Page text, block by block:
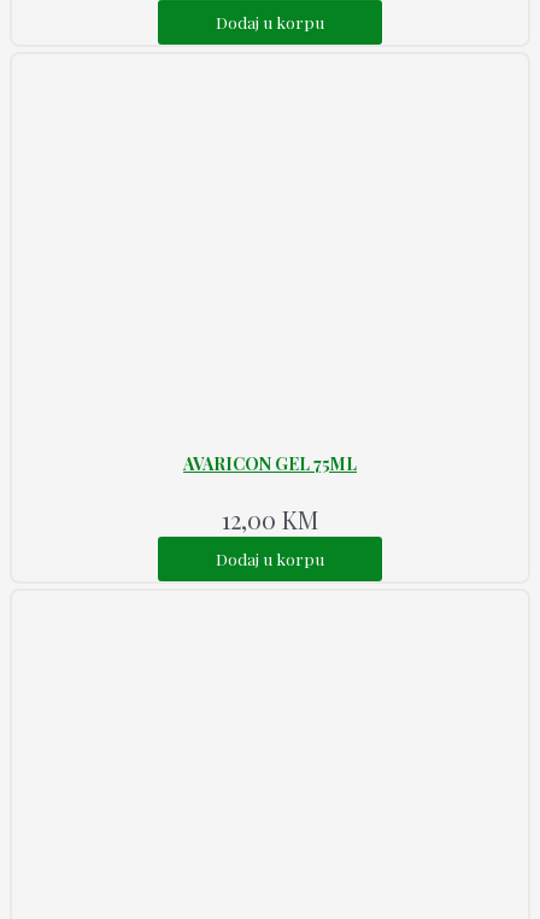
Dodaj u korpu
AVARICON GEL 75ML
12,00 KM
Dodaj u korpu